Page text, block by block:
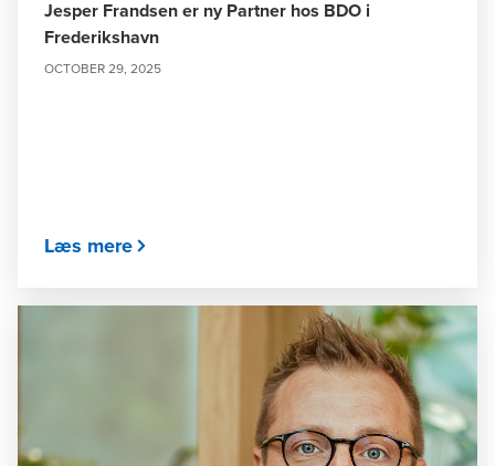
Jesper Frandsen er ny Partner hos BDO i
Frederikshavn
OCTOBER 29, 2025
Læs mere